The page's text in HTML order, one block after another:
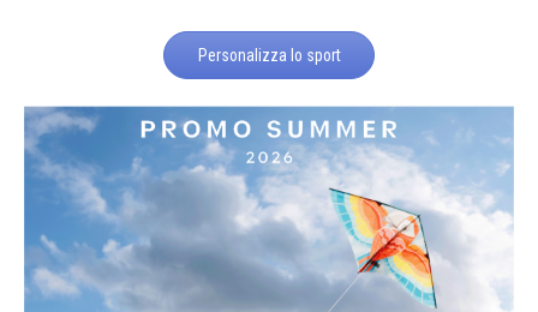
Personalizza lo sport